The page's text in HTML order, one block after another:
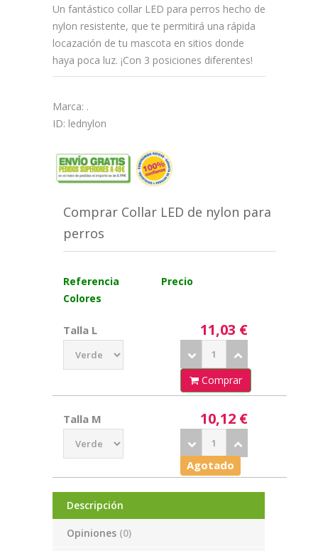
Un fantástico collar LED para perros hecho de
nylon resistente, que te permitirá una rápida
locazación de tu mascota en sitios donde
haya poca luz. ¡Con 3 posiciones diferentes!
Marca: .
ID: lednylon
Comprar Collar LED de nylon para
perros
Referencia
Precio
Colores
Talla L 11,03 €
Comprar
Talla M 10,12 €
Agotado
Descripción
Opiniones (0)